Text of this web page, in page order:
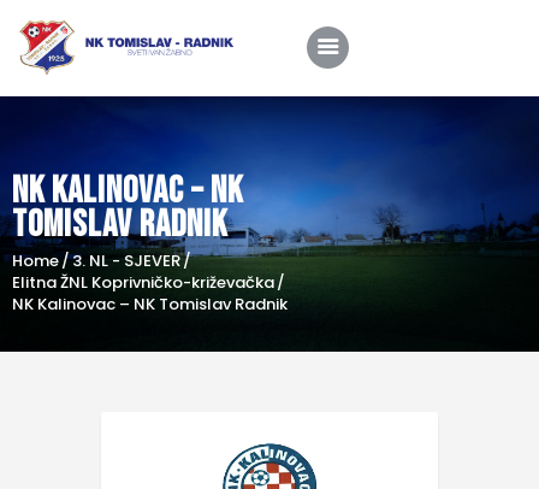
NK Kalinovac – NK
Tomislav Radnik
Home 3. NL - SJEVER
Elitna ŽNL Koprivničko-križevačka
NK Kalinovac – NK Tomislav Radnik
Home
O nama
Utakmice